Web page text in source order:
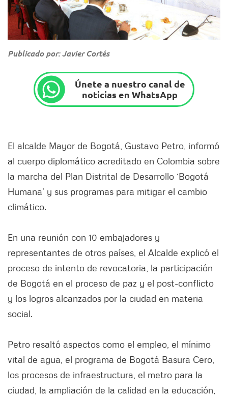
Publicado por: Javier Cortés
Únete a nuestro canal de
noticias en WhatsApp
El alcalde Mayor de Bogotá, Gustavo Petro, informó
al cuerpo diplomático acreditado en Colombia sobre
la marcha del Plan Distrital de Desarrollo ‘Bogotá
Humana’ y sus programas para mitigar el cambio
climático.
En una reunión con 10 embajadores y
representantes de otros países, el Alcalde explicó el
proceso de intento de revocatoria, la participación
de Bogotá en el proceso de paz y el post-conflicto
y los logros alcanzados por la ciudad en materia
social.
Petro resaltó aspectos como el empleo, el mínimo
vital de agua, el programa de Bogotá Basura Cero,
los procesos de infraestructura, el metro para la
ciudad, la ampliación de la calidad en la educación,